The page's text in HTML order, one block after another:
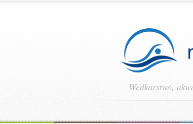
Wedkarstwo,